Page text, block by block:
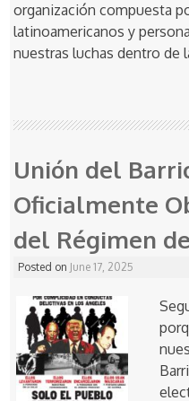
organización compuesta
latinoamericanos y
nuestras luchas dentro de
Unión del
Oficialmente
del Régimen
Posted on June 17, 2025